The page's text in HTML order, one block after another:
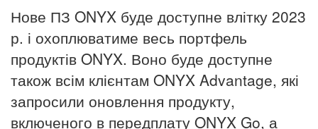
Нове ПЗ ONYX буде доступне влітку 2023
р. і охоплюватиме весь портфель
продуктів ONYX. Воно буде доступне
також всім клієнтам ONYX Advantage, які
запросили оновлення продукту,
включеного в передплату ONYX Go, а